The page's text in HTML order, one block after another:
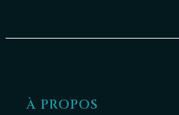
À PROPOS